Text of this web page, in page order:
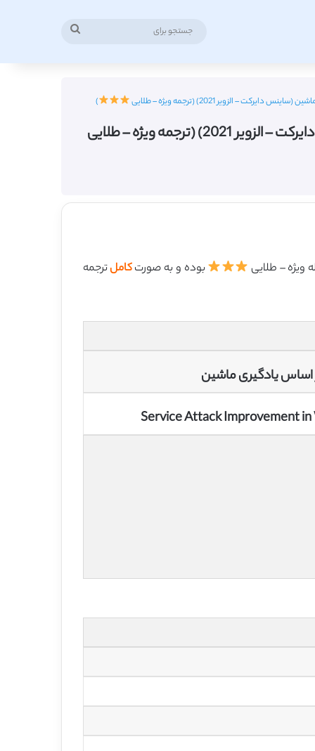
الزویر 2021) (ترجمه ویژه – طلایی )
ویژه – طلایی
بوده و به صورتکاملترجمه
یادگیری ماشین
Service Attack Improvement